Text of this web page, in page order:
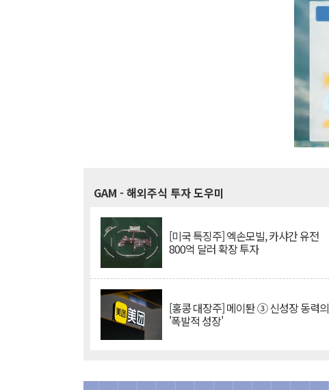
GAM - 해외주식 투자 도우미
[미국 특징주] 엑손모빌, 카샤간 유전
800억 달러 확장 투자
[홍콩 대장주] 메이퇀 ③ 신성장 동력의
'폭발적 성장'